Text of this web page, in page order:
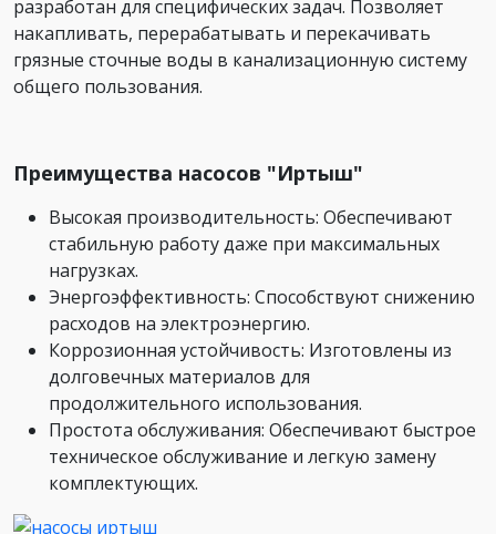
разработан для специфических задач. Позволяет
накапливать, перерабатывать и перекачивать
грязные сточные воды в канализационную систему
общего пользования.
Преимущества насосов "Иртыш"
Высокая производительность: Обеспечивают
стабильную работу даже при максимальных
нагрузках.
Энергоэффективность: Способствуют снижению
расходов на электроэнергию.
Коррозионная устойчивость: Изготовлены из
долговечных материалов для
продолжительного использования.
Простота обслуживания: Обеспечивают быстрое
техническое обслуживание и легкую замену
комплектующих.